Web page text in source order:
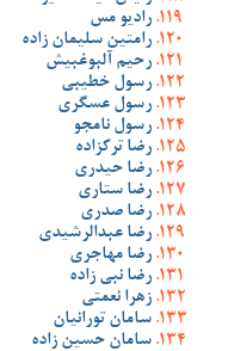
رادیو مس
رامتین سلیمان زاده
رحیم آلبوغبیش
رسول خطیبی
رسول عسگری
رسول نامجو
رضا ترکزاده
رضا حیدری
رضا ستاری
رضا صدری
رضا عبدالرشیدی
رضا مهاجری
رضا نبی زاده
زهرا نعمتی
سامان تورانیان
سامان حسین زاده